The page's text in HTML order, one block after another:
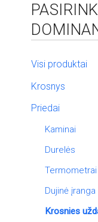
Visi produktai
Krosnys
Priedai
Kaminai
Durelės
Termometrai
Dujinė
Krosnies